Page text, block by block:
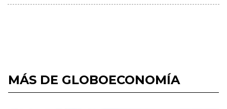
MÁS DE GLOBOECONOMÍA